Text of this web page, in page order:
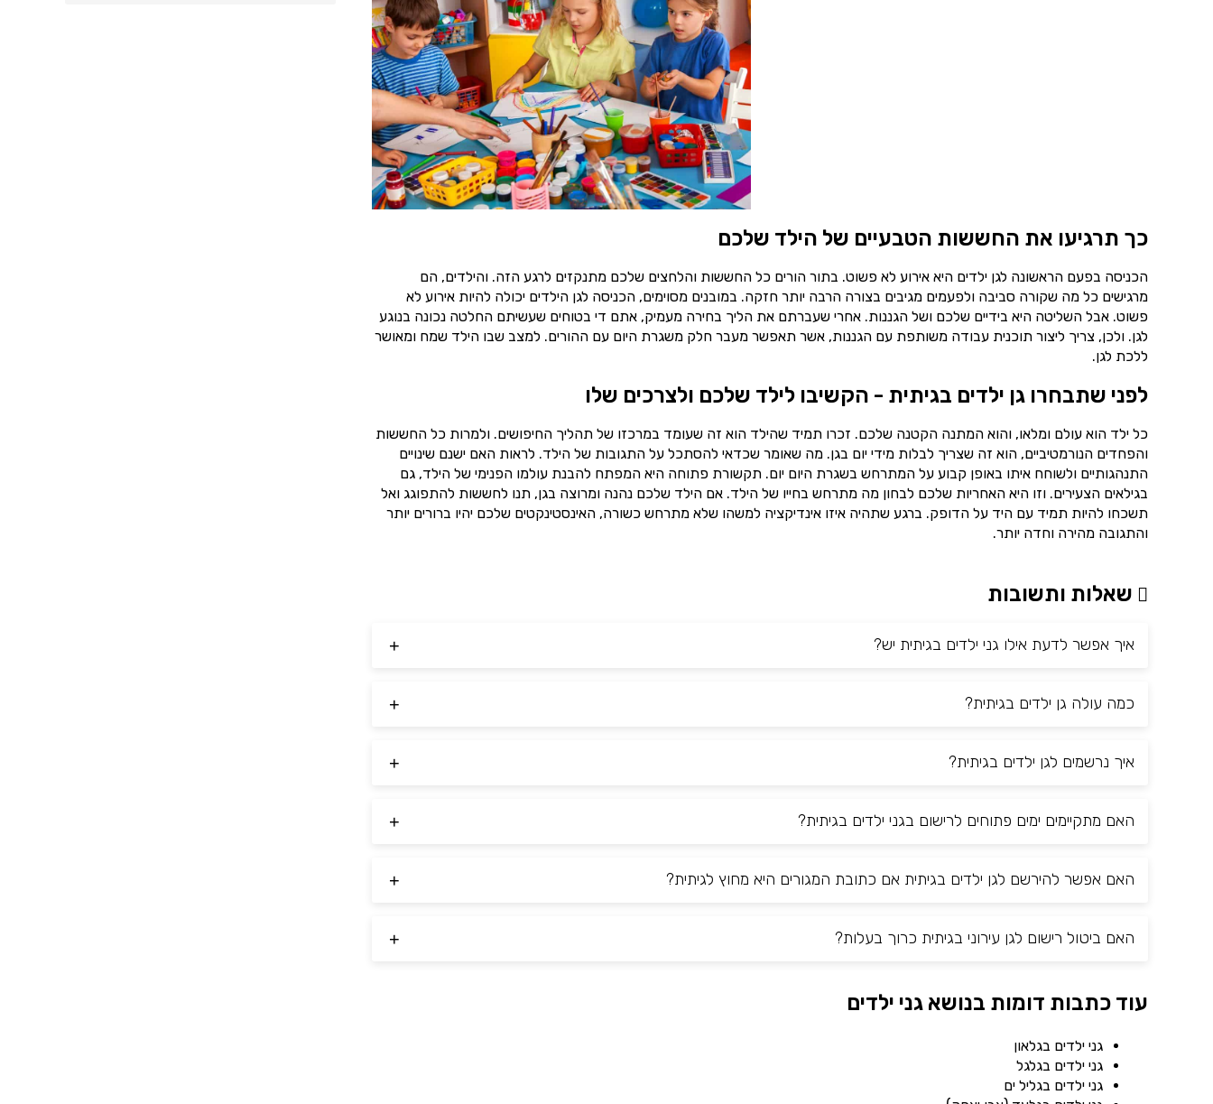
כך תרגיעו את החששות הטבעיים של הילד שלכם
הכניסה בפעם הראשונה לגן ילדים היא אירוע לא פשוט. בתור הורים כל החששות והלחצים שלכם מתנקזים לרגע הזה. והילדים, הם
מרגישים כל מה שקורה סביבה ולפעמים מגיבים בצורה הרבה יותר חזקה. במובנים מסוימים, הכניסה לגן הילדים יכולה להיות אירוע לא
פשוט. אבל השליטה היא בידיים שלכם ושל הגננות. אחרי שעברתם את הליך בחירה מעמיק, אתם די בטוחים שעשיתם החלטה נכונה בנוגע
לגן. ולכן, צריך ליצור תוכנית עבודה משותפת עם הגננות, אשר תאפשר מעבר חלק משגרת היום עם ההורים. למצב שבו הילד שמח ומאושר
ללכת לגן.
לפני שתבחרו גן ילדים בגיתית - הקשיבו לילד שלכם ולצרכים שלו
כל ילד הוא עולם ומלאו, והוא המתנה הקטנה שלכם. זכרו תמיד שהילד הוא זה שעומד במרכזו של תהליך החיפושים. ולמרות כל החששות
והפחדים הנורמטיביים, הוא זה שצריך לבלות מידי יום בגן. מה שאומר שכדאי להסתכל על התגובות של הילד. לראות האם ישנם שינויים
התנהגותיים ולשוחח איתו באופן קבוע על המתרחש בשגרת היום יום. תקשורת פתוחה היא המפתח להבנת עולמו הפנימי של הילד, גם
בגילאים הצעירים. וזו היא האחריות שלכם לבחון מה מתרחש בחייו של הילד. אם הילד שלכם נהנה ומרוצה בגן, תנו לחששות להתפוגג ואל
תשכחו להיות תמיד עם היד על הדופק. ברגע שתהיה איזו אינדיקציה למשהו שלא מתרחש כשורה, האינסטינקטים שלכם יהיו ברורים יותר
והתגובה מהירה וחדה יותר.
שאלות ותשובות
איך אפשר לדעת אילו גני ילדים בגיתית יש?
כמה עולה גן ילדים בגיתית?
איך נרשמים לגן ילדים בגיתית?
האם מתקיימים ימים פתוחים לרישום בגני ילדים בגיתית?
האם אפשר להירשם לגן ילדים בגיתית אם כתובת המגורים היא מחוץ לגיתית?
האם ביטול רישום לגן עירוני בגיתית כרוך בעלות?
עוד כתבות דומות בנושא גני ילדים
גני ילדים בגלאון
גני ילדים בגלגל
גני ילדים בגליל ים